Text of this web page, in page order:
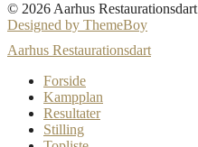
© 2026 Aarhus Restaurationsdart
Designed by ThemeBoy
Aarhus Restaurationsdart
Forside
Kampplan
Resultater
Stilling